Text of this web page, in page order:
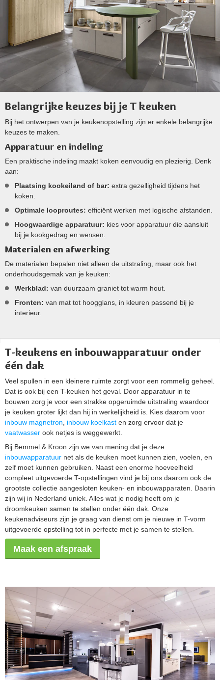
Belangrijke keuzes bij je T keuken
Bij het ontwerpen van je keukenopstelling zijn er enkele belangrijke
keuzes te maken.
Apparatuur en indeling
Een praktische indeling maakt koken eenvoudig en plezierig. Denk
aan:
Plaatsing kookeiland of bar: extra gezelligheid tijdens het
koken.
Optimale looproutes: efficiënt werken met logische afstanden.
Hoogwaardige apparatuur: kies voor apparatuur die aansluit
bij je kookgedrag en wensen.
Materialen en afwerking
De materialen bepalen niet alleen de uitstraling, maar ook het
onderhoudsgemak van je keuken:
Werkblad: van duurzaam graniet tot warm hout.
Fronten: van mat tot hoogglans, in kleuren passend bij je
interieur.
T-keukens en inbouwapparatuur onder
één dak
Veel spullen in een kleinere ruimte zorgt voor een rommelig geheel.
Dat is ook bij een T-keuken het geval. Door apparatuur in te
bouwen zorg je voor een strakke opgeruimde uitstraling waardoor
je keuken groter lijkt dan hij in werkelijkheid is. Kies daarom voor
inbouw magnetron
inbouw koelkast en zorg ervoor dat je
vaatwasser ook netjes is weggewerkt.
Bij Bemmel & Kroon zijn we van mening dat je deze
inbouwapparatuur net als de keuken moet kunnen zien, voelen, en
zelf moet kunnen gebruiken. Naast een enorme hoeveelheid
compleet uitgevoerde T-opstellingen vind je bij ons daarom ook de
grootste collectie aangesloten keuken- en inbouwapparaten. Daarin
zijn wij in Nederland uniek. Alles wat je nodig heeft om je
droomkeuken samen te stellen onder één dak. Onze
keukenadviseurs zijn je graag van dienst om je nieuwe in T-vorm
uitgevoerde opstelling tot in perfecte met je samen te stellen.
Maak een afspraak